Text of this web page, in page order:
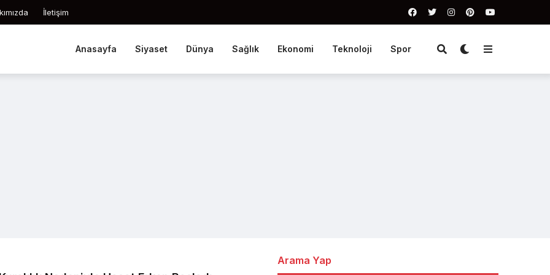
İletişim
Anasayfa Siyaset Dünya Sağlık Ekonomi Teknoloji Spor
Arama Yap